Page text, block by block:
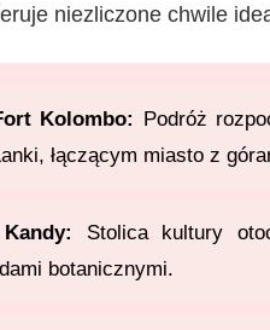
niezliczone chwile
Kolombo: Podróż
łączącym miasto z
Stolica kultury
botanicznymi.